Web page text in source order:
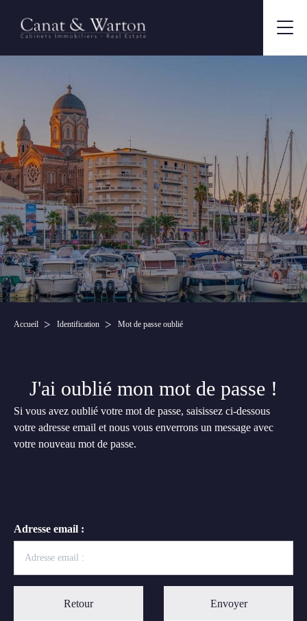
Accueil Identification Mot de passe oublié
J'ai oublié mon mot de passe !
Si vous avez oublié votre mot de passe, saisissez ci-dessous
votre adresse email et nous vous enverrons un message avec
votre nouveau mot de passe.
Adresse email :
Retour Envoyer